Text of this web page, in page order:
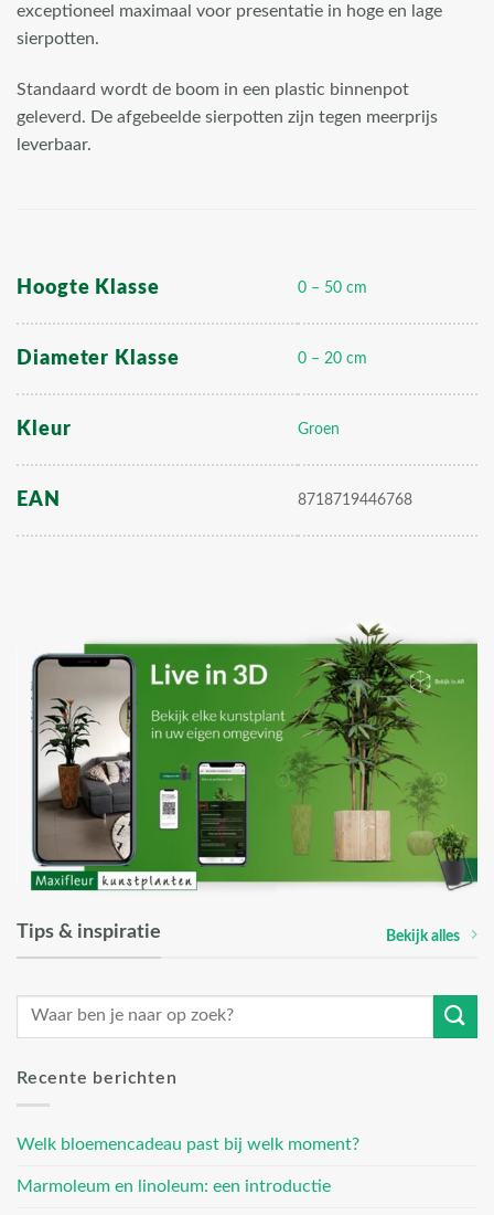
exceptioneel maximaal voor presentatie in hoge en lage
sierpotten.
Standaard wordt de boom in een plastic binnenpot
geleverd. De afgebeelde sierpotten zijn tegen meerprijs
leverbaar.
Hoogte Klasse 0 – 50 cm
Diameter Klasse 0 – 20 cm
Kleur Groen
EAN 8718719446768
Tips & inspiratie Bekijk alles
Recente berichten
Welk bloemencadeau past bij welk moment?
Marmoleum en linoleum: een introductie